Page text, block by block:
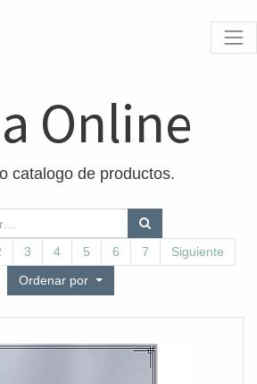
Online
catalogo de productos.
3 4 5 6 7
Siguiente
Ordenar por